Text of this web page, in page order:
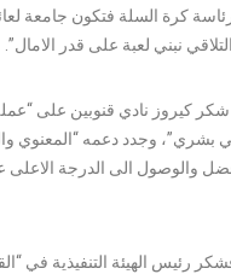
كرة السلة فتكون جامعة
نبني لعبة على قدر الامال”.
كيروز نادي قنوبين على
بشري”، وجدد دعمه “المعنوي
والوصول الى الدرجة
رئيس الهيئة التنفيذية في